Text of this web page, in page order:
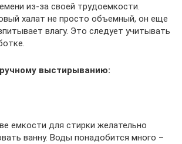
из-за своей трудоемкости.
халат не просто объемный, он еще
влагу. Это следует учитывать
выстирыванию:
емкости для стирки желательно
ванну. Воды понадобится много –